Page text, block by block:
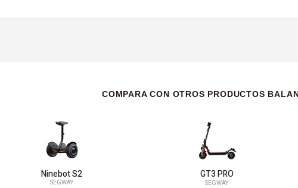
COMPARA CON OTROS PRODUCTOS
Ninebot S2
SEGWAY
GT3 PRO
SEGWAY